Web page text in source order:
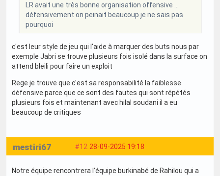
LR avait une très bonne organisation offensive …
défensivement on peinait beaucoup je ne sais pas
pourquoi
c'est leur style de jeu qui l'aide à marquer des buts nous par
exemple Jabri se trouve plusieurs fois isolé dans la surface on
attend bleili pour faire un exploit
Rege je trouve que c'est sa responsabilité la faiblesse
défensive parce que ce sont des fautes qui sont répétés
plusieurs fois et maintenant avec hilal soudani il a eu
beaucoup de critiques
#12 28-09-2025 19:18
mestiri67
Notre équipe rencontrera l’équipe burkinabé de Rahilou qui a